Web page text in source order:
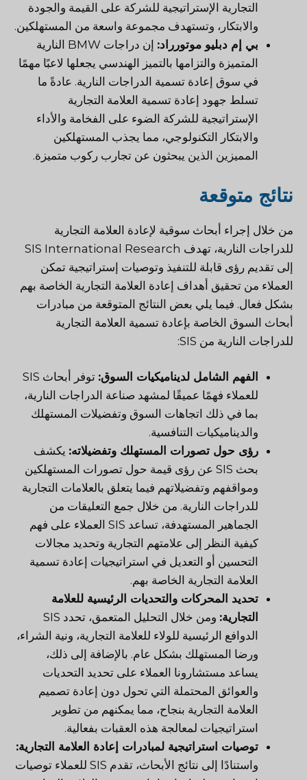
التجارية الإستراتيجية للشركة على القيمة والجودة
والابتكار، وتستهدف مجموعة واسعة من المستهلكين.
بي إم دبليو موتورراد:
إن دراجات BMW النارية
المتميزة والتزامها بالتميز الهندسي يجعلها لاعبًا مهمًا
في سوق إعادة تسمية الدراجات النارية. عادةً ما
تسلط جهود إعادة تسمية العلامة التجارية
الإستراتيجية للشركة الضوء على الفخامة والأداء
والابتكار التكنولوجي، مما يجذب المستهلكين
المميزين الذين يبحثون عن تجارب ركوب متميزة.
نتائج متوقعة
من خلال إجراء أبحاث سوقية لإعادة العلامة التجارية
للدراجات النارية، تهدف SIS International Research
إلى تقديم رؤى قابلة للتنفيذ وتوصيات إستراتيجية تمكن
العملاء من تحقيق أهداف إعادة العلامة التجارية الخاصة بهم
بشكل فعال. فيما يلي بعض النتائج المتوقعة من مبادرات
أبحاث السوق الخاصة بإعادة تسمية العلامة التجارية
للدراجات النارية من SIS:
الفهم الشامل لديناميكيات السوق:
توفر أبحاث SIS
للعملاء فهمًا عميقًا لمشهد صناعة الدراجات النارية،
بما في ذلك اتجاهات السوق وتفضيلات المستهلك
والديناميكيات التنافسية.
رؤى حول تصورات المستهلك وتفضيلاته: يكشف
بحث SIS عن رؤى قيمة حول تصورات المستهلكين
ومواقفهم وتفضيلاتهم فيما يتعلق بالعلامات التجارية
للدراجات النارية. من خلال جمع التعليقات من
الجماهير المستهدفة، تساعد SIS العملاء على فهم
كيفية النظر إلى علامتهم التجارية وتحديد مجالات
التحسين أو التعديل في استراتيجيات إعادة تسمية
العلامة التجارية الخاصة بهم.
تحديد المحركات والتحديات الرئيسية للعلامة
التجارية:
ومن خلال التحليل المتعمق، تحدد SIS
الدوافع الرئيسية للولاء للعلامة التجارية، ونية الشراء،
ورضا المستهلك بشكل عام. بالإضافة إلى ذلك،
يساعد مستشارونا العملاء على تحديد التحديات
والعوائق المحتملة التي تحول دون إعادة تصميم
العلامة التجارية بنجاح، مما يمكنهم من تطوير
استراتيجيات لمعالجة هذه العقبات بفعالية.
توصيات استراتيجية لمبادرات إعادة العلامة التجارية:
واستنادًا إلى نتائج الأبحاث، تقدم SIS للعملاء توصيات